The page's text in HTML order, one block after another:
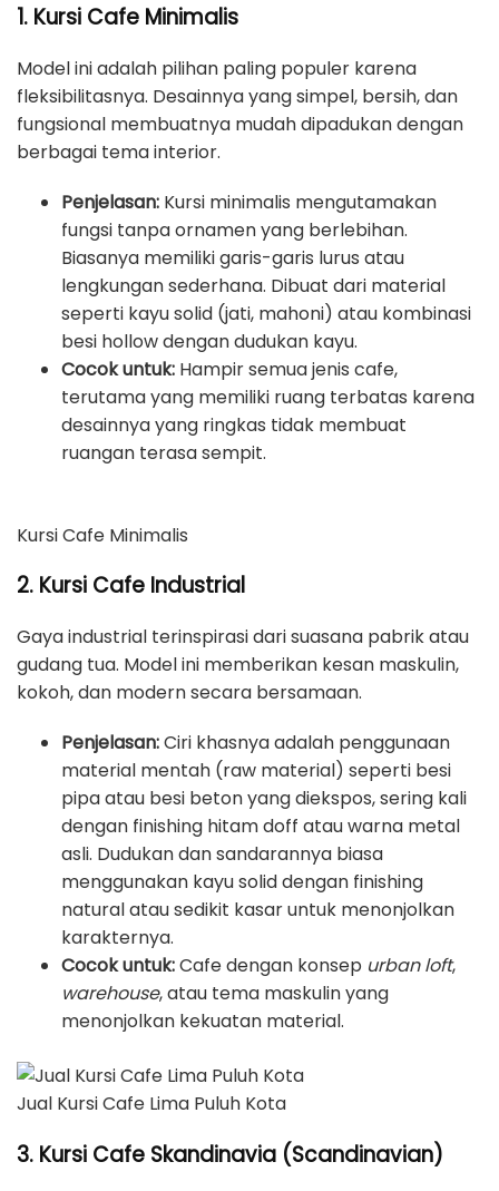
1. Kursi Cafe Minimalis
Model ini adalah pilihan paling populer karena
fleksibilitasnya. Desainnya yang simpel, bersih, dan
fungsional membuatnya mudah dipadukan dengan
berbagai tema interior.
Penjelasan: Kursi minimalis mengutamakan
fungsi tanpa ornamen yang berlebihan.
Biasanya memiliki garis-garis lurus atau
lengkungan sederhana. Dibuat dari material
seperti kayu solid (jati, mahoni) atau kombinasi
besi hollow dengan dudukan kayu.
Cocok untuk: Hampir semua jenis cafe,
terutama yang memiliki ruang terbatas karena
desainnya yang ringkas tidak membuat
ruangan terasa sempit.
Kursi Cafe Minimalis
2. Kursi Cafe Industrial
Gaya industrial terinspirasi dari suasana pabrik atau
gudang tua. Model ini memberikan kesan maskulin,
kokoh, dan modern secara bersamaan.
Penjelasan:Ciri khasnya adalah penggunaan
material mentah (raw material) seperti besi
pipa atau besi beton yang diekspos, sering kali
dengan finishing hitam doff atau warna metal
asli. Dudukan dan sandarannya biasa
menggunakan kayu solid dengan finishing
natural atau sedikit kasar untuk menonjolkan
karakternya.
Cocok untuk:Cafe dengan konsep urban loft,
warehouse, atau tema maskulin yang
menonjolkan kekuatan material.
Jual Kursi Cafe Lima Puluh Kota
3. Kursi Cafe Skandinavia (Scandinavian)